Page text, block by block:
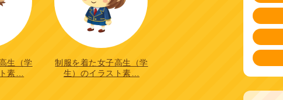
生（学
素…
制服を着た女子高生（学
生）のイラスト素…